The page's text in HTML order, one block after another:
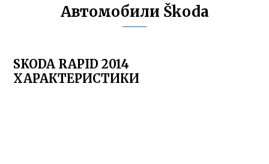
Автомобили Škoda
SKODA RAPID 2014
ХАРАКТЕРИСТИКИ